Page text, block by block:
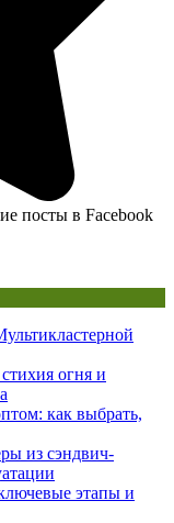
посты в Facebook
огня и
как выбрать,
из сэндвич-
этапы и